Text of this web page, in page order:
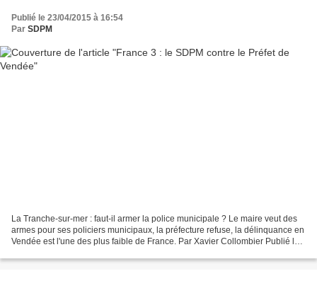
Publié le 23/04/2015 à 16:54
Par SDPM
La Tranche-sur-mer : faut-il armer la police municipale ? Le maire veut des
armes pour ses policiers municipaux, la préfecture refuse, la délinquance en
Vendée est l'une des plus faible de France. Par Xavier Collombier Publié le